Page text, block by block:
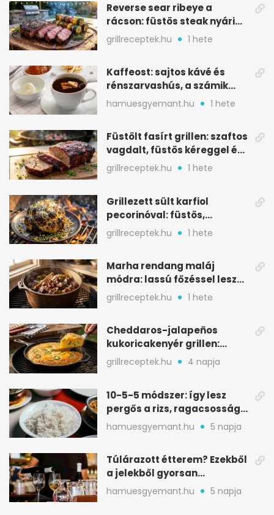
Reverse sear ribeye a
rácson: füstös steak nyári
tökkebabbal
grillreceptek.hu 1 hete
Kaffeost: sajtos kávé és
rénszarvashús, a számik
melegítő itala
hamuesgyemant.hu 1 hete
Füstölt fasírt grillen: szaftos
vagdalt, füstös kéreggel és
BBQ mázzal
grillreceptek.hu 1 hete
Grillezett sült karfiol
pecorinóval: füstös,
karamellizált nyári kedvenc
grillreceptek.hu 1 hete
Marha rendang maláj
módra: lassú főzéssel lesz
igazán szaftos
grillreceptek.hu 1 hete
Cheddaros-jalapeños
kukoricakenyér grillen:
ropogós alj, puha belső
grillreceptek.hu 4 napja
10-5-5 módszer: így lesz
pergős a rizs, ragacsosság
nélkül
hamuesgyemant.hu 5 napja
Túlárazott étterem? Ezekből
a jelekből gyorsan
észreveheted
hamuesgyemant.hu 5 napja